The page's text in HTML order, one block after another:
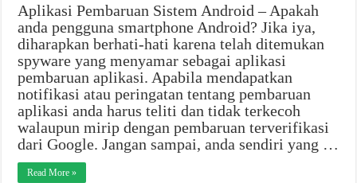
Aplikasi Pembaruan Sistem Android – Apakah
anda pengguna smartphone Android? Jika iya,
diharapkan berhati-hati karena telah ditemukan
spyware yang menyamar sebagai aplikasi
pembaruan aplikasi. Apabila mendapatkan
notifikasi atau peringatan tentang pembaruan
aplikasi anda harus teliti dan tidak terkecoh
walaupun mirip dengan pembaruan terverifikasi
dari Google. Jangan sampai, anda sendiri yang …
Read More »